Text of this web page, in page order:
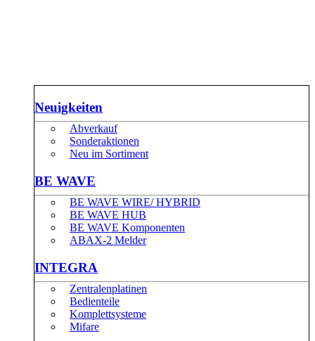
Neuigkeiten
Abverkauf
Sonderaktionen
Neu im Sortiment
BE WAVE
BE WAVE WIRE/ HYBRID
BE WAVE HUB
BE WAVE Komponenten
ABAX-2 Melder
INTEGRA
Zentralenplatinen
Bedienteile
Komplettsysteme
Mifare